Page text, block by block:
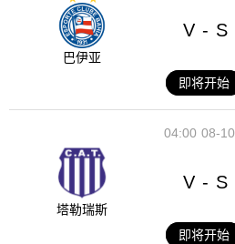
巴伊亚
V - S
即将开始
08-10
04:00
塔勒瑞斯
V - S
即将开始